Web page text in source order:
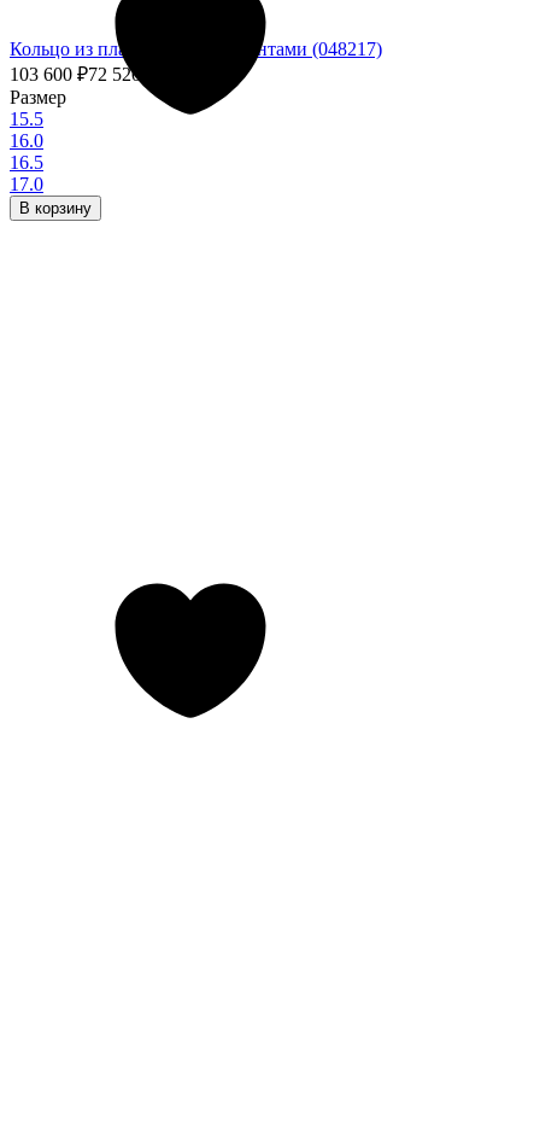
Кольцо из платины с бриллиантами (048217)
103 600 ₽72 520
Размер
15.5
16.0
16.5
17.0
В корзину